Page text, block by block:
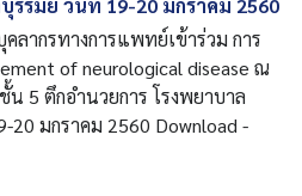
รีรัมย์ วันที่ 19-20 มกราคม 2560
ากรทางการแพทย์เข้าร่วม การ
of neurological disease ณ
5 ตึกอำนวยการ โรงพยาบาล
20 มกราคม 2560 Download -